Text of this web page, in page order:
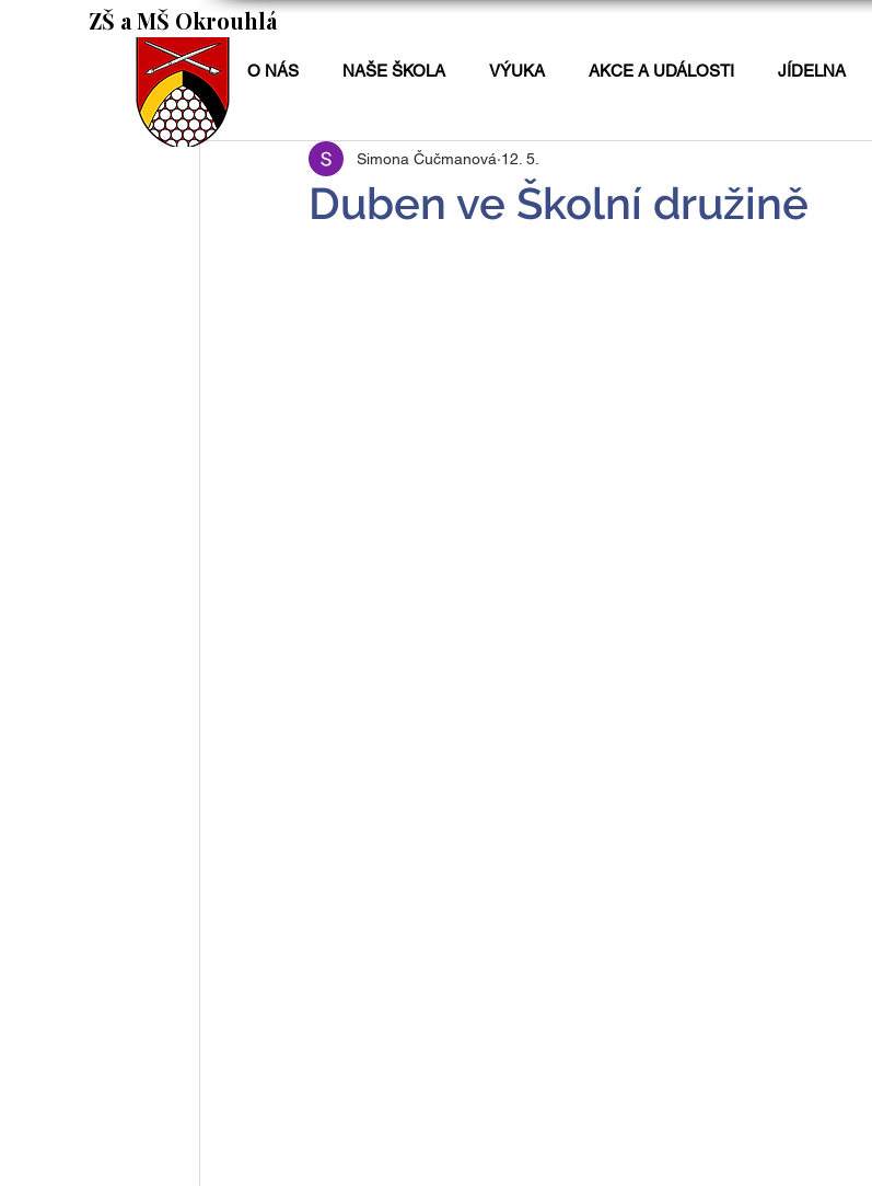
ZŠ a MŠ Okrouhlá
O NÁS NAŠE ŠKOLA VÝUKA AKCE A UDÁLOSTI JÍDELNA
Duben ve Školní družině
Simona Čučmanová 12. 5.